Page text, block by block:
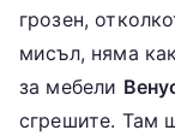
грозен,
мисъл, няма
за мебели
сгрешите. Там